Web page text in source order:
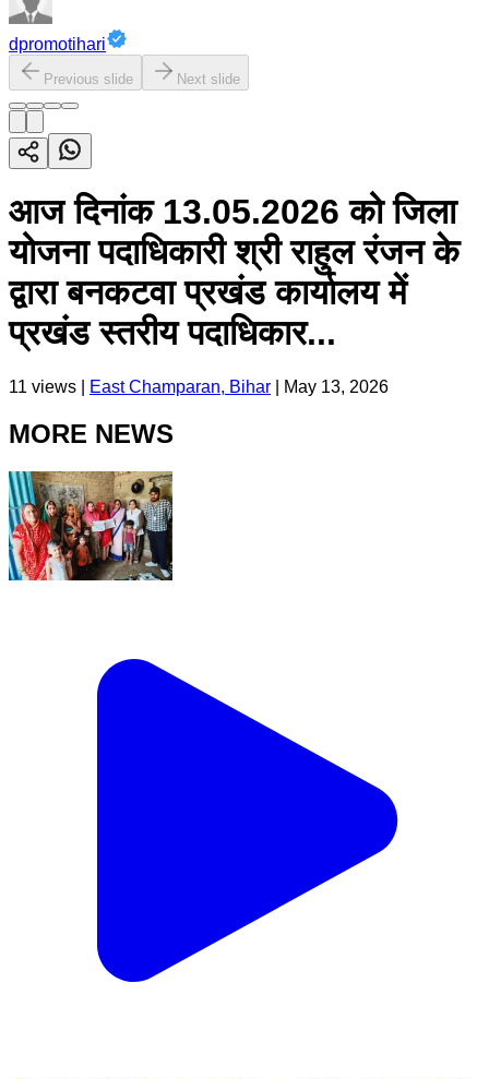
dpromotihari
Previous slide Next slide
आज दिनांक 13.05.2026 को जिला
योजना पदाधिकारी श्री राहुल रंजन के
द्वारा बनकटवा प्रखंड कार्यालय में
प्रखंड स्तरीय पदाधिकार...
11 views | East Champaran, Bihar May 13, 2026
MORE NEWS